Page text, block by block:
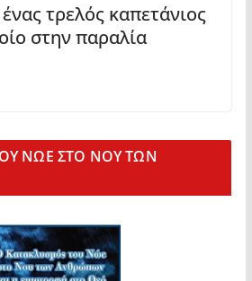
τρελός καπετάνιος
στην παραλία
ΝΩΕ ΣΤΟ ΝΟΥ ΤΩΝ